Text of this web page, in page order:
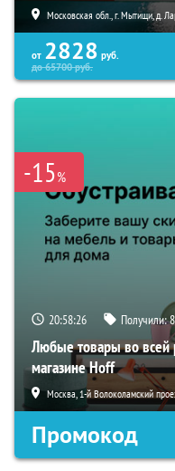
Московская обл., г. Мытищи, д.
от 2828 руб.
до65700руб.
-15%
20:58:25 Получили:
Любые товары во всей
магазине Hoff
Москва, 1-й Волоколамский
Промокод